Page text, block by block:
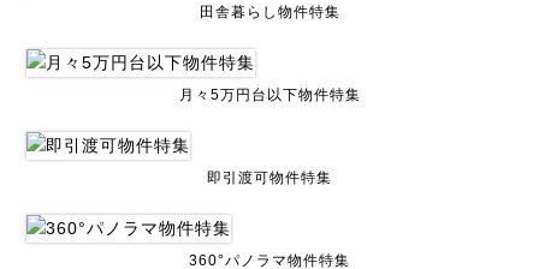
田舎暮らし物件特集
月々5万円台以下物件特集
即引渡可物件特集
360°パノラマ物件特集